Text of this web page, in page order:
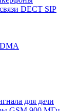
DECT SIP
для дачи